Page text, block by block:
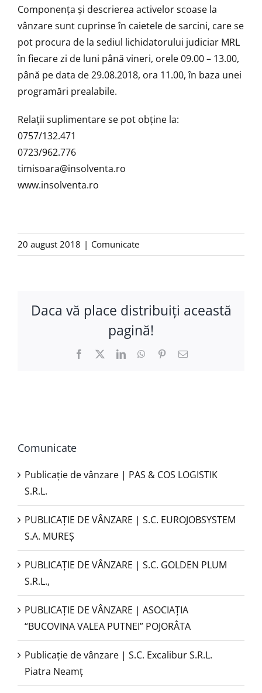
Componenţa şi descrierea activelor scoase la
vânzare sunt cuprinse în caietele de sarcini, care se
pot procura de la sediul lichidatorului judiciar MRL
în fiecare zi de luni până vineri, orele 09.00 – 13.00,
până pe data de 29.08.2018, ora 11.00, în baza unei
programări prealabile.
Relaţii suplimentare se pot obţine la:
0757/132.471
0723/962.776
timisoara@insolventa.ro
www.insolventa.ro
20 august 2018 | Comunicate
Daca vă place distribuiţi această
pagină!
Facebook LinkedInWhatsApp
Pinterest
E-
Comunicate
Publicație de vânzare | PAS & COS LOGISTIK
S.R.L.
PUBLICAŢIE DE VÂNZARE | S.C. EUROJOBSYSTEM
S.A. MUREȘ
PUBLICAȚIE DE VÂNZARE | S.C. GOLDEN PLUM
S.R.L.,
PUBLICAŢIE DE VÂNZARE | ASOCIAȚIA
“BUCOVINA VALEA PUTNEI” POJORÂTA
Publicație de vânzare | S.C. Excalibur S.R.L.
Piatra Neamţ